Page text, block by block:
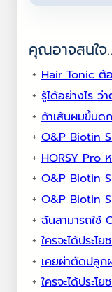
คุณอาจสนใจ
Hair Tonic ต้
รู้ได้อย่างไร ว่
ถ้าเส้นผมขึ้นดกหนาจ
O&P Biotin
HORSY Pro
O&P Biotin
O&P Biotin
ฉันสามารถใช้ O&P
ใครจะได้ประโ
เคยผ่าตัดปลูกผม หรือ
ใครจะได้ประโ